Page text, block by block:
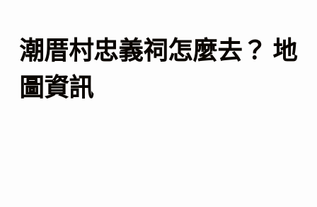
潮厝村忠義祠怎麼去？ 地
圖資訊